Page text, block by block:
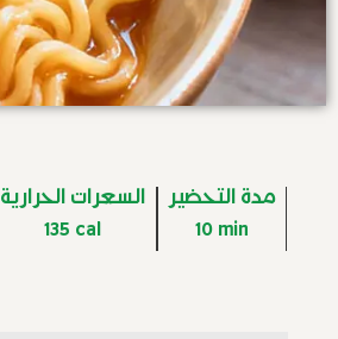
السعرات الحرارية مدة التحضير
135 cal 10 min